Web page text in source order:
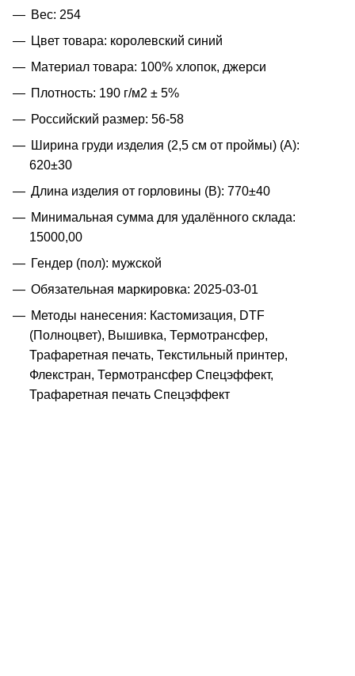
Вес: 254
Цвет товара: королевский синий
Материал товара: 100% хлопок, джерси
Плотность: 190 г/м2 ± 5%
Российский размер: 56-58
Ширина груди изделия (2,5 см от проймы) (A):
620±30
Длина изделия от горловины (B): 770±40
Минимальная сумма для удалённого склада:
15000,00
Гендер (пол): мужской
Обязательная маркировка: 2025-03-01
Методы нанесения: Кастомизация, DTF
(Полноцвет), Вышивка, Термотрансфер,
Трафаретная печать, Текстильный принтер,
Флекстран, Термотрансфер Спецэффект,
Трафаретная печать Спецэффект